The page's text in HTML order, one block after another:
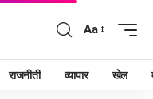
Aa
राजनीती व्यापार खेल